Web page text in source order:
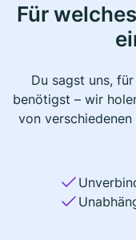
Für
Du sagst uns,
benötigst – wir
von